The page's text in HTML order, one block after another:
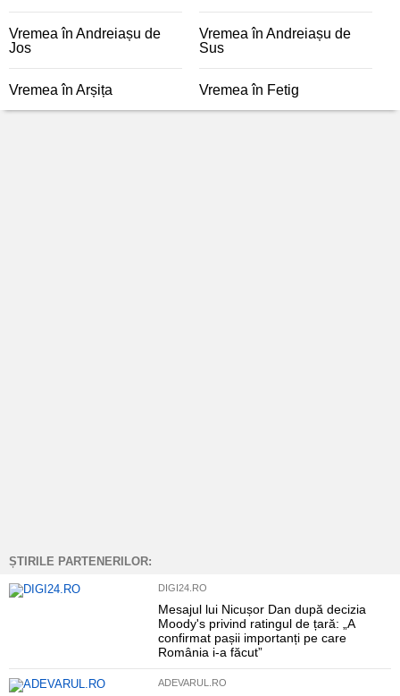
Vremea în Andreiașu de
Jos
Vremea în Andreiașu de
Sus
Vremea în Arșița Vremea în Fetig
ȘTIRILE PARTENERILOR:
DIGI24.RO
Mesajul lui Nicușor Dan după decizia
Moody's privind ratingul de țară: „A
confirmat pașii importanți pe care
România i-a făcut”
ADEVARUL.RO